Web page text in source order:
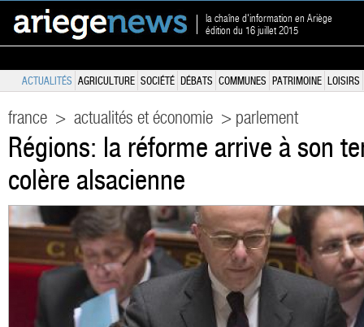
la chaîne d'information en Ariège
édition du 16 juillet 2015
ACTUALITÉS AGRICULTURE SOCIÉTÉ DÉBATS COMMUNES PATRIMOINE LOISIRS
france > actualités et économie > parlement
Régions: la réforme arrive à son
colère alsacienne